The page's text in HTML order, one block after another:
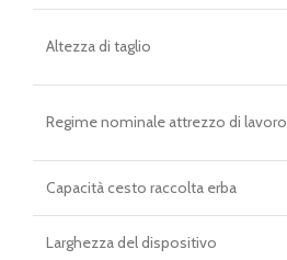
Altezza di taglio
Regime nominale attrezzo di lavoro
Capacità cesto raccolta erba
Larghezza del dispositivo